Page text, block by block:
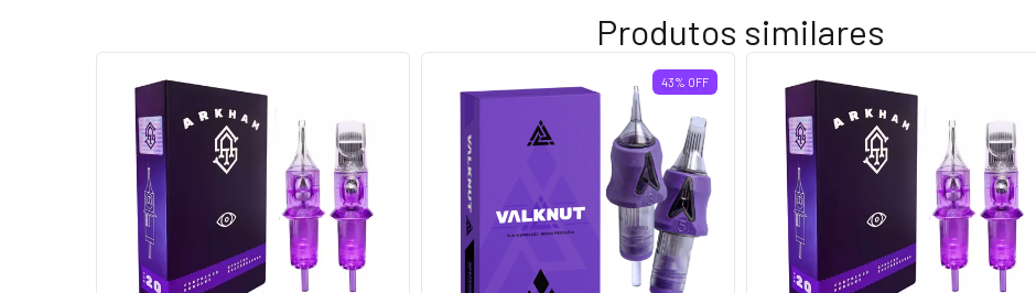
Produtos similares
43% OFF